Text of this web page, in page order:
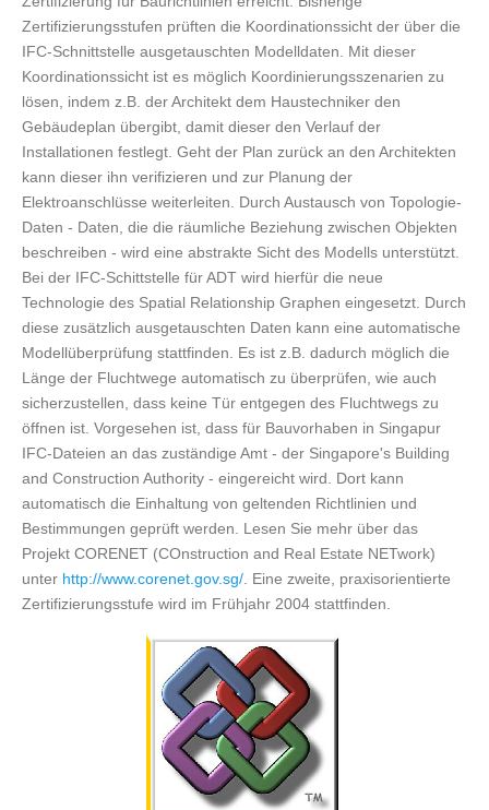
Zertifizierungsstufen prüften die Koordinationssicht der über die
IFC-Schnittstelle ausgetauschten Modelldaten. Mit dieser
Koordinationssicht ist es möglich Koordinierungsszenarien zu
lösen, indem z.B. der Architekt dem Haustechniker den
Gebäudeplan übergibt, damit dieser den Verlauf der
Installationen festlegt. Geht der Plan zurück an den Architekten
kann dieser ihn verifizieren und zur Planung der
Elektroanschlüsse weiterleiten. Durch Austausch von Topologie-
Daten - Daten, die die räumliche Beziehung zwischen Objekten
beschreiben - wird eine abstrakte Sicht des Modells unterstützt.
Bei der IFC-Schittstelle für ADT wird hierfür die neue
Technologie des Spatial Relationship Graphen eingesetzt. Durch
diese zusätzlich ausgetauschten Daten kann eine automatische
Modellüberprüfung stattfinden. Es ist z.B. dadurch möglich die
Länge der Fluchtwege automatisch zu überprüfen, wie auch
sicherzustellen, dass keine Tür entgegen des Fluchtwegs zu
öffnen ist. Vorgesehen ist, dass für Bauvorhaben in Singapur
IFC-Dateien an das zuständige Amt - der Singapore's Building
and Construction Authority - eingereicht wird. Dort kann
automatisch die Einhaltung von geltenden Richtlinien und
Bestimmungen geprüft werden. Lesen Sie mehr über das
Projekt CORENET (COnstruction and Real Estate NETwork)
unter http://www.corenet.gov.sg/ . Eine zweite, praxisorientierte
Zertifizierungsstufe wird im Frühjahr 2004 stattfinden.